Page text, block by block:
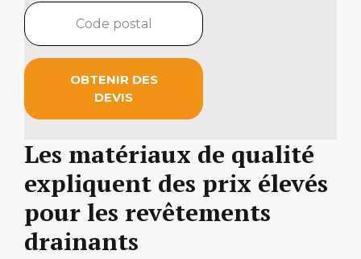
OBTENIR DES
DEVIS
Les matériaux de qualité
expliquent des prix élevés
pour les revêtements
drainants